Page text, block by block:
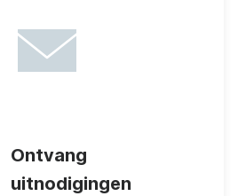
Ontvang
uitnodigingen